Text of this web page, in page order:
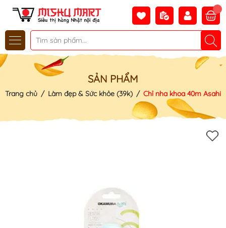
SẢN PHẨM
Trang chủ / Làm đẹp & Sức khỏe (39k) / Chỉ nha khoa 40m Asahi